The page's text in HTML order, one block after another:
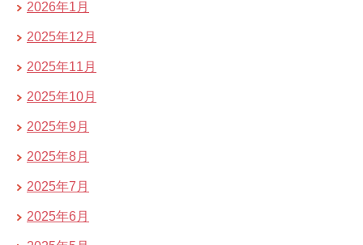
2026年1月
2025年12月
2025年11月
2025年10月
2025年9月
2025年8月
2025年7月
2025年6月